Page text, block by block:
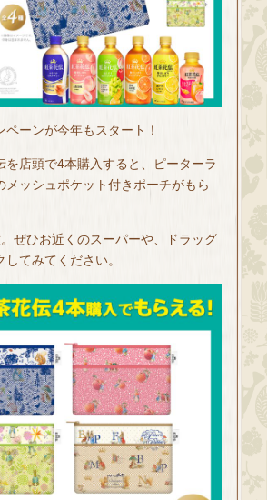
ーンが今年もスタート！
を店頭で4本購入すると、ピーターラ
メッシュポケット付きポーチがもら
ぜひお近くのスーパーや、ドラッグ
てみてください。